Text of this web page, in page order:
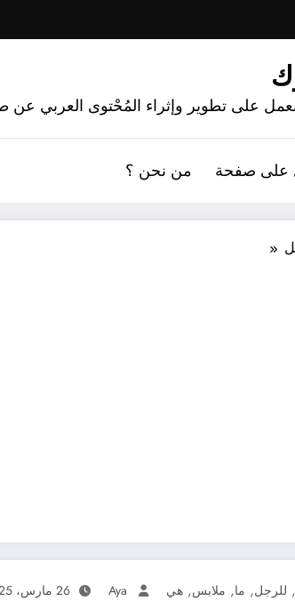
على تطوير وإثراء المُحْتوى العربي عن
على صفحة من نحن ؟
, للرجل, ما, ملابس, هي Aya 26 مارس، 2025